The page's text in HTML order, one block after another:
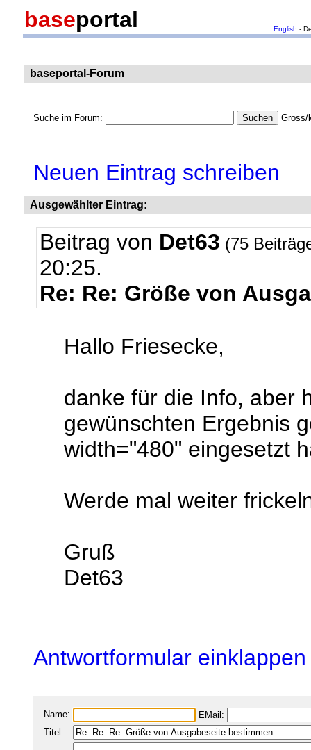
baseportal English -
baseportal-Forum
Suche im Forum: Gross/
Neuen Eintrag schreiben
Ausgewählter Eintrag:
Beitrag von Det63 (75
20:25.
Re: Re: Größe von
Hallo Friesecke,
danke für die Info, aber
gewünschten Ergebnis
width="480" eingesetzt
Werde mal weiter
Gruß
Det63
Antwortformular einklappen
Name:
EMail:
Titel: